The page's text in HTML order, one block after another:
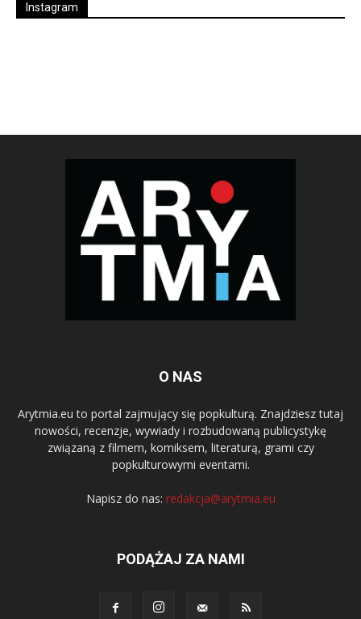
Instagram
O NAS
Arytmia.eu to portal zajmujący się popkulturą. Znajdziesz tutaj
nowości, recenzje, wywiady i rozbudowaną publicystykę
związaną z filmem, komiksem, literaturą, grami czy
popkulturowymi eventami.
Napisz do nas: redakcja@arytmia.eu
PODĄŻAJ ZA NAMI